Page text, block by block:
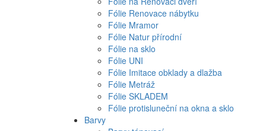
Fólie Renovace nábytku
Fólie Mramor
Fólie Natur přírodní
Fólie na sklo
Fólie UNI
Fólie Imitace obklady a dlažba
Fólie Metráž
Fólie SKLADEM
Fólie protisluneční na okna a sklo
Barvy